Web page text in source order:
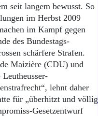
seit langem bewusst. So
im Herbst 2009
im Kampf gegen
des Bundestags-
schärfere Strafen.
Maizière (CDU) und
lehnt daher
für „überhitzt und völlig
Gesetzentwurf